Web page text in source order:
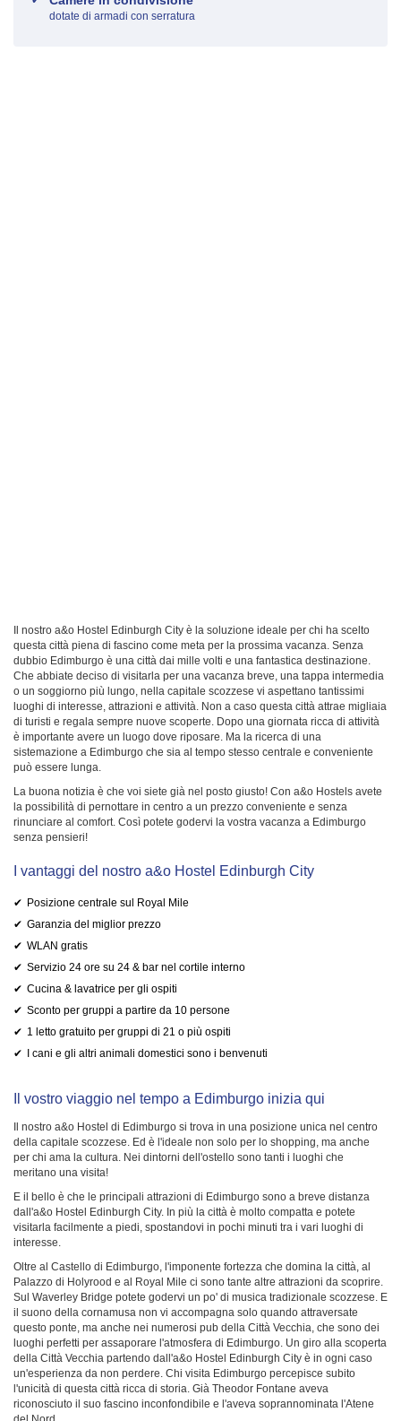
dotate di armadi con serratura
Il nostro a&o Hostel Edinburgh City è la soluzione ideale per chi ha scelto
questa città piena di fascino come meta per la prossima vacanza. Senza
dubbio Edimburgo è una città dai mille volti e una fantastica destinazione.
Che abbiate deciso di visitarla per una vacanza breve, una tappa intermedia
o un soggiorno più lungo, nella capitale scozzese vi aspettano tantissimi
luoghi di interesse, attrazioni e attività. Non a caso questa città attrae migliaia
di turisti e regala sempre nuove scoperte. Dopo una giornata ricca di attività
è importante avere un luogo dove riposare. Ma la ricerca di una
sistemazione a Edimburgo che sia al tempo stesso centrale e conveniente
può essere lunga.
La buona notizia è che voi siete già nel posto giusto! Con a&o Hostels avete
la possibilità di pernottare in centro a un prezzo conveniente e senza
rinunciare al comfort. Così potete godervi la vostra vacanza a Edimburgo
senza pensieri!
I vantaggi del nostro a&o Hostel Edinburgh City
Posizione centrale sul Royal Mile
Garanzia del miglior prezzo
WLAN gratis
Servizio 24 ore su 24 & bar nel cortile interno
Cucina & lavatrice per gli ospiti
Sconto per gruppi a partire da 10 persone
1 letto gratuito per gruppi di 21 o più ospiti
I cani e gli altri animali domestici sono i benvenuti
Il vostro viaggio nel tempo a Edimburgo inizia qui
Il nostro a&o Hostel di Edimburgo si trova in una posizione unica nel centro
della capitale scozzese. Ed è l'ideale non solo per lo shopping, ma anche
per chi ama la cultura. Nei dintorni dell'ostello sono tanti i luoghi che
meritano una visita!
E il bello è che le principali attrazioni di Edimburgo sono a breve distanza
dall'a&o Hostel Edinburgh City. In più la città è molto compatta e potete
visitarla facilmente a piedi, spostandovi in pochi minuti tra i vari luoghi di
interesse.
Oltre al Castello di Edimburgo, l'imponente fortezza che domina la città, al
Palazzo di Holyrood e al Royal Mile ci sono tante altre attrazioni da scoprire.
Sul Waverley Bridge potete godervi un po' di musica tradizionale scozzese. E
il suono della cornamusa non vi accompagna solo quando attraversate
questo ponte, ma anche nei numerosi pub della Città Vecchia, che sono dei
luoghi perfetti per assaporare l'atmosfera di Edimburgo. Un giro alla scoperta
della Città Vecchia partendo dall'a&o Hostel Edinburgh City è in ogni caso
un'esperienza da non perdere. Chi visita Edimburgo percepisce subito
l'unicità di questa città ricca di storia. Già Theodor Fontane aveva
riconosciuto il suo fascino inconfondibile e l'aveva soprannominata l'Atene